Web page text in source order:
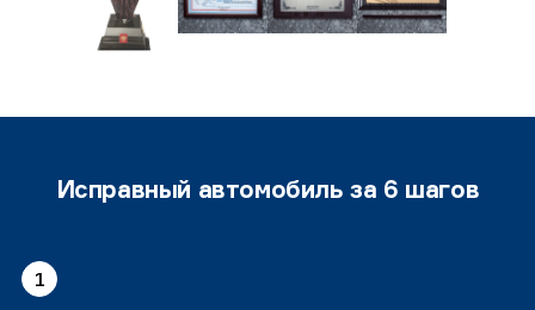
Исправный автомобиль за 6 шагов
1